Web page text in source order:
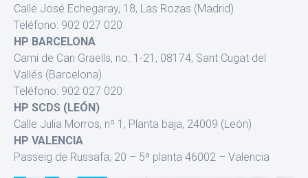
Calle José Echegaray, 18, Las Rozas (Madrid)
Teléfono: 902 027 020
HP BARCELONA
Cami de Can Graells, no. 1-21, 08174, Sant Cugat del
Vallés (Barcelona)
Teléfono: 902 027 020
HP SCDS (LEÓN)
Calle Julia Morros, nº 1, Planta baja, 24009 (León)
HP VALENCIA
Passeig de Russafa, 20 – 5ª planta 46002 – Valencia